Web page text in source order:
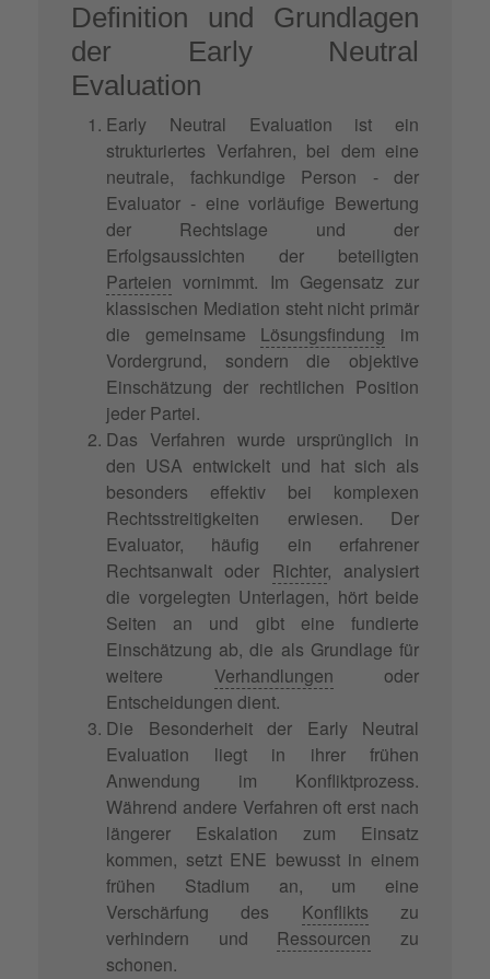
Definition und Grundlagen
der Early Neutral
Evaluation
Early Neutral Evaluation ist ein
strukturiertes Verfahren, bei dem eine
neutrale, fachkundige Person - der
Evaluator - eine vorläufige Bewertung
der Rechtslage und der
Erfolgsaussichten der beteiligten
Parteien vornimmt. Im Gegensatz zur
klassischen Mediation steht nicht primär
die gemeinsame Lösungsfindung im
Vordergrund, sondern die objektive
Einschätzung der rechtlichen Position
jeder Partei.
Das Verfahren wurde ursprünglich in
den USA entwickelt und hat sich als
besonders effektiv bei komplexen
Rechtsstreitigkeiten erwiesen. Der
Evaluator, häufig ein erfahrener
Rechtsanwalt oder Richter, analysiert
die vorgelegten Unterlagen, hört beide
Seiten an und gibt eine fundierte
Einschätzung ab, die als Grundlage für
weitere Verhandlungen oder
Entscheidungen dient.
Die Besonderheit der Early Neutral
Evaluation liegt in ihrer frühen
Anwendung im Konfliktprozess.
Während andere Verfahren oft erst nach
längerer Eskalation zum Einsatz
kommen, setzt ENE bewusst in einem
frühen Stadium an, um eine
Verschärfung des Konflikts zu
verhindern und Ressourcen zu
schonen.